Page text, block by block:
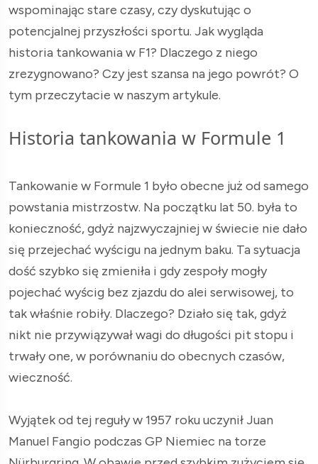
wspominając stare czasy, czy dyskutując o
potencjalnej przyszłości sportu. Jak wygląda
historia tankowania w F1? Dlaczego z niego
zrezygnowano? Czy jest szansa na jego powrót? O
tym przeczytacie w naszym artykule.
Historia tankowania w Formule 1
Tankowanie w Formule 1 było obecne już od samego
powstania mistrzostw. Na początku lat 50. była to
konieczność, gdyż najzwyczajniej w świecie nie dało
się przejechać wyścigu na jednym baku. Ta sytuacja
dość szybko się zmieniła i gdy zespoły mogły
pojechać wyścig bez zjazdu do alei serwisowej, to
tak właśnie robiły. Dlaczego? Działo się tak, gdyż
nikt nie przywiązywał wagi do długości pit stopu i
trwały one, w porównaniu do obecnych czasów,
wieczność.
Wyjątek od tej reguły w 1957 roku uczynił Juan
Manuel Fangio podczas GP Niemiec na torze